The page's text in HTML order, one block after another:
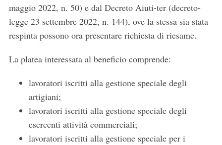
maggio 2022, n. 50) e dal Decreto Aiuti-ter (decreto-
legge 23 settembre 2022, n. 144), ove la stessa sia stata
respinta possono ora presentare richiesta di riesame.
La platea interessata al beneficio comprende:
lavoratori iscritti alla gestione speciale degli
artigiani;
lavoratori iscritti alla gestione speciale degli
esercenti attività commerciali;
lavoratori iscritti alla gestione speciale per i